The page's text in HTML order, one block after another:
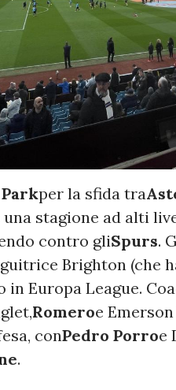
per la sfida tra
stagione ad alti
contro gliSpurs.
Brighton (che
Europa League.
Romeroe
conPedro Porroe
.